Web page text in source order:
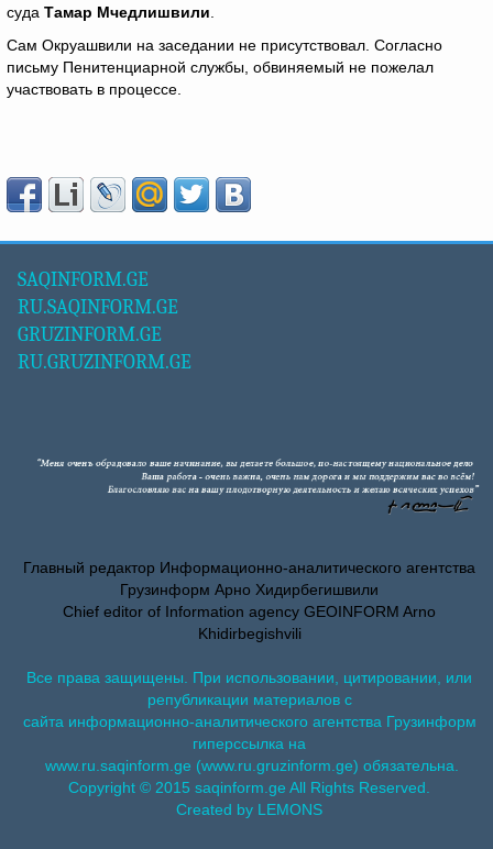
суда Тамар Мчедлишвили
Сам Окруашвили на заседании не присутствовал. Согласно
письму Пенитенциарной службы, обвиняемый не пожелал
участвовать в процессе.
SAQINFORM.GE
RU.SAQINFORM.GE
GRUZINFORM.GE
RU.GRUZINFORM.GE
Главный редактор Информационно-аналитического агентства
Грузинформ Арно Хидирбегишвили
Chief editor of Information agency GEOINFORM Arno
Khidirbegishvili
Все права защищены. При использовании, цитировании, или
републикации материалов с
сайта информационно-аналитического агентства Грузинформ
гиперссылка на
www.ru.saqinform.ge (www.ru.gruzinform.ge) обязательна.
Copyright © 2015 saqinform.ge All Rights Reserved.
Created by LEMONS